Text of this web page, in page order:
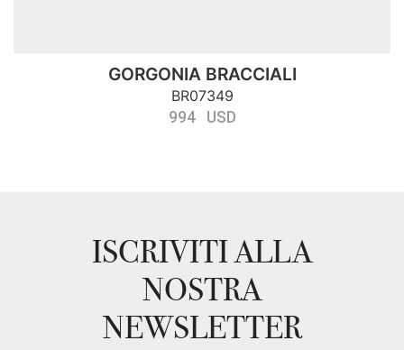
GORGONIA BRACCIALI
BR07349
994 USD
ISCRIVITI ALLA
NOSTRA
NEWSLETTER